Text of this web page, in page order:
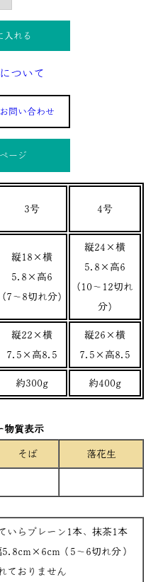
入れる
ついて
問い合わせ
ージ
3号 4号
縦18×横
5.8×高6
(7～8切れ分)
縦24×横
5.8×高6
(10～12切れ
分)
縦22×横
7.5×高8.5
縦26×横
7.5×高8.5
約300g 約400g
物質表示
そば 落花生
いらプレーン1本、抹茶1本
（5～6切れ分）
ておりません